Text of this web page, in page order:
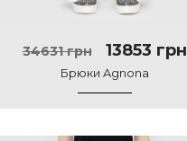
34631 грн 13853 грн
Брюки Agnona